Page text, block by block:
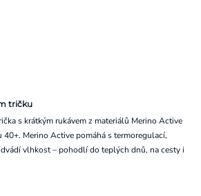
tričku
s krátkým rukávem z materiálů Merino Active
40+. Merino Active pomáhá s termoregulací,
vlhkost – pohodlí do teplých dnů, na cesty i